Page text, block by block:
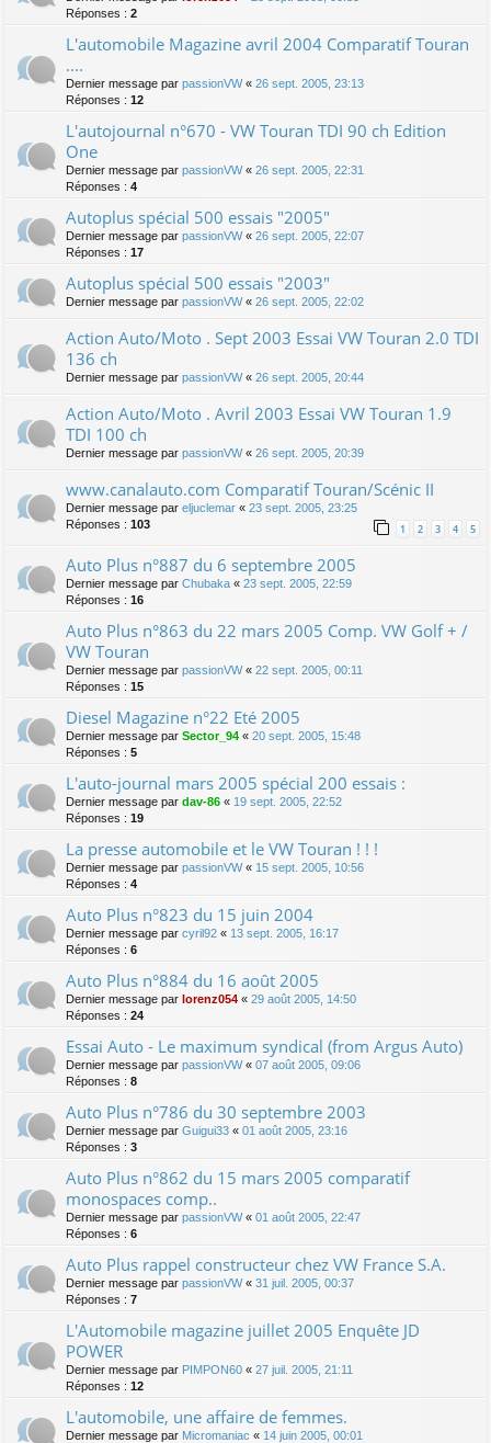
Réponses : 2
L'automobile Magazine avril 2004 Comparatif Touran
....
Dernier message par passionVW« 26 sept. 2005, 23:13
Réponses : 12
L'autojournal n°670 - VW Touran TDI 90 ch Edition
One
Dernier message par passionVW« 26 sept. 2005, 22:31
Réponses : 4
Autoplus spécial 500 essais "2005"
Dernier message par passionVW« 26 sept. 2005, 22:07
Réponses : 17
Autoplus spécial 500 essais "2003"
Dernier message par passionVW« 26 sept. 2005, 22:02
Action Auto/Moto . Sept 2003 Essai VW Touran 2.0 TDI
136 ch
Dernier message par passionVW« 26 sept. 2005, 20:44
Action Auto/Moto . Avril 2003 Essai VW Touran 1.9
TDI 100 ch
Dernier message par passionVW« 26 sept. 2005, 20:39
www.canalauto.com Comparatif Touran/Scénic II
Dernier message par eljuclemar « 23 sept. 2005, 23:25
Réponses : 103 1 2 3 4 5
Auto Plus n°887 du 6 septembre 2005
Dernier message par Chubaka « 23 sept. 2005, 22:59
Réponses : 16
Auto Plus n°863 du 22 mars 2005 Comp. VW Golf + /
VW Touran
Dernier message par passionVW« 22 sept. 2005, 00:11
Réponses : 15
Diesel Magazine n°22 Eté 2005
Dernier message par Sector_94 « 20 sept. 2005, 15:48
Réponses : 5
L'auto-journal mars 2005 spécial 200 essais :
Dernier message par dav-86 « 19 sept. 2005, 22:52
Réponses : 19
La presse automobile et le VW Touran ! ! !
Dernier message par passionVW« 15 sept. 2005, 10:56
Réponses : 4
Auto Plus n°823 du 15 juin 2004
Dernier message par cyril92 « 13 sept. 2005, 16:17
Réponses : 6
Auto Plus n°884 du 16 août 2005
Dernier message par lorenz054 « 29 août 2005, 14:50
Réponses : 24
Essai Auto - Le maximum syndical (from Argus Auto)
Dernier message par passionVW« 07 août 2005, 09:06
Réponses : 8
Auto Plus n°786 du 30 septembre 2003
Dernier message par Guigui33 « 01 août 2005, 23:16
Réponses : 3
Auto Plus n°862 du 15 mars 2005 comparatif
monospaces comp..
Dernier message par passionVW« 01 août 2005, 22:47
Réponses : 6
Auto Plus rappel constructeur chez VW France S.A.
Dernier message par passionVW« 31 juil. 2005, 00:37
Réponses : 7
L'Automobile magazine juillet 2005 Enquête JD
POWER
Dernier message par PIMPON60 « 27 juil. 2005, 21:11
Réponses : 12
L'automobile, une affaire de femmes.
Dernier message par Micromaniac « 14 juin 2005, 00:01